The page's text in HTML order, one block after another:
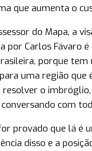
que aumenta o
do Mapa, a
por Carlos Fávaro
porque
uma região que
resolver o
com
provado que lá é
disso e a